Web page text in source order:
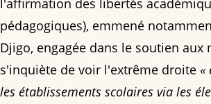
l'affirmation des libertés
pédagogiques), emmené
Djigo, engagée dans le soutien aux
s'inquiète de voir l'extrême droite «
les établissements scolaires via les